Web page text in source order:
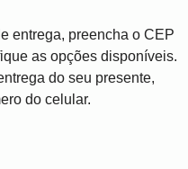
entrega, preencha o CEP
as opções disponíveis.
do seu presente,
do celular.